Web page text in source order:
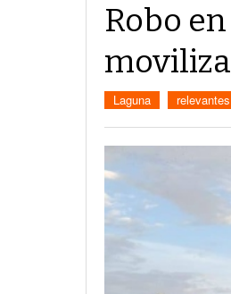
Robo
Laguna relevantes